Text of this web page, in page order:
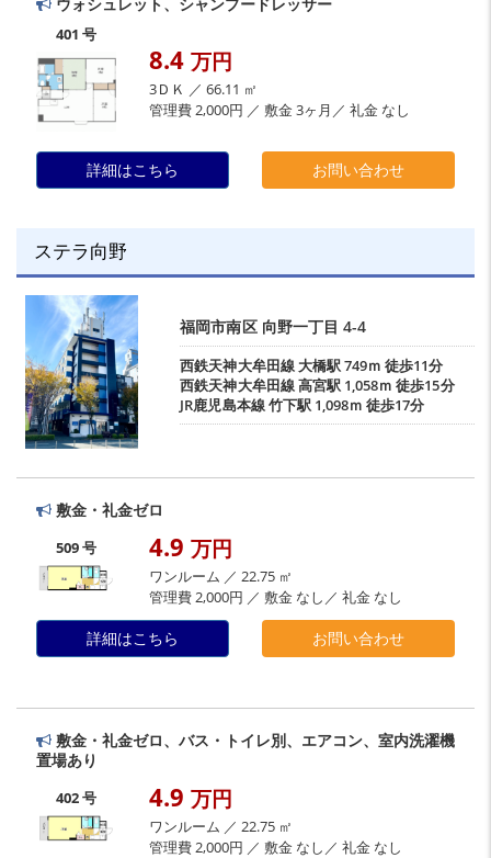
401 号
8.4 万円
3ＤＫ ／ 66.11 ㎡
管理費 2,000円 ／ 敷金 3ヶ月／ 礼金 なし
詳細はこちら お問い合わせ
ステラ向野
福岡市南区 向野一丁目 4-4
西鉄天神大牟田線大橋駅749ｍ 徒歩11分
西鉄天神大牟田線高宮駅1,058ｍ 徒歩15分
JR鹿児島本線竹下駅1,098ｍ 徒歩17分
敷金・礼金ゼロ
509 号 4.9 万円
ワンルーム ／ 22.75 ㎡
管理費 2,000円 ／ 敷金 なし／ 礼金 なし
詳細はこちら お問い合わせ
敷金・礼金ゼロ、バス・トイレ別、エアコン、室内洗濯機
置場あり
402 号 4.9 万円
ワンルーム ／ 22.75 ㎡
管理費 2,000円 ／ 敷金 なし／ 礼金 なし